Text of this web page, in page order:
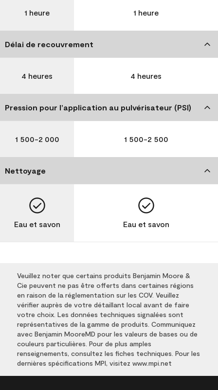
1 heure 1 heure
Délai de recouvrement
4 heures 4 heures
Pression pour l’application au pulvérisateur (PSI)
1 500-2 000 1 500-2 500
Nettoyage
Eau et savon Eau et savon
Veuillez noter que certains produits Benjamin Moore &
Cie peuvent ne pas être offerts dans certaines régions
en raison de la réglementation sur les COV. Veuillez
vérifier auprès de votre détaillant local avant de faire
votre choix. Les données techniques signalées sont
représentatives de la gamme de produits. Communiquez
avec Benjamin MooreMD pour les valeurs de bases ou de
couleurs particulières. Pour de plus amples
renseignements, consultez les fiches techniques. Pour les
dernières spécifications MPI, visitez www.mpi.net